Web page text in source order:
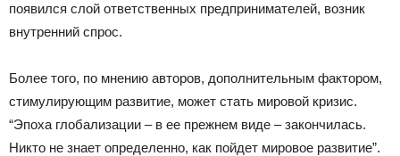
появился слой ответственных предпринимателей, возник
внутренний спрос.
Более того, по мнению авторов, дополнительным фактором,
стимулирующим развитие, может стать мировой кризис.
“Эпоха глобализации – в ее прежнем виде – закончилась.
Никто не знает определенно, как пойдет мировое развитие”.